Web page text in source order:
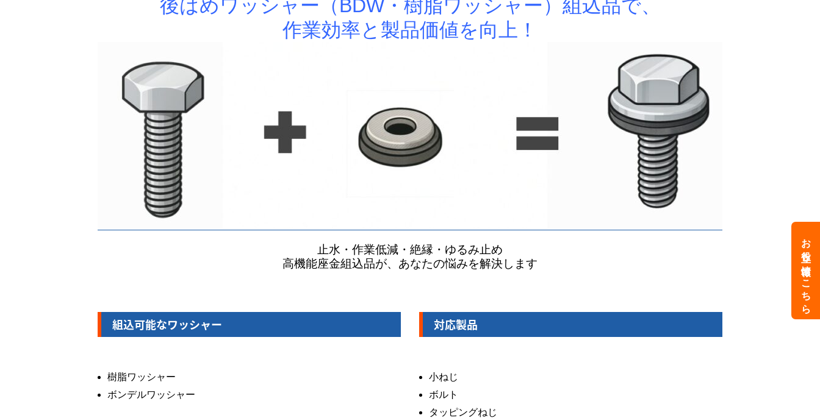
お役立ち情報はこちら
後はめワッシャー（BDW・樹脂ワッシャー）組込品で、
作業効率と製品価値を向上！
止水・作業低減・絶縁・ゆるみ止め
高機能座金組込品が、あなたの悩みを解決します
組込可能なワッシャー
樹脂ワッシャー
ボンデルワッシャー
対応製品
小ねじ
ボルト
タッピングねじ